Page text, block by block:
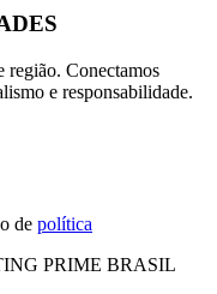
região. Conectamos
e responsabilidade.
de política
PRIME BRASIL